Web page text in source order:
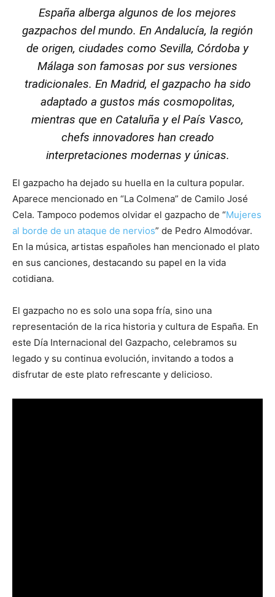
España alberga algunos de los mejores
gazpachos del mundo. En Andalucía, la región
de origen, ciudades como Sevilla, Córdoba y
Málaga son famosas por sus versiones
tradicionales. En Madrid, el gazpacho ha sido
adaptado a gustos más cosmopolitas,
mientras que en Cataluña y el País Vasco,
chefs innovadores han creado
interpretaciones modernas y únicas.
El gazpacho ha dejado su huella en la cultura popular.
Aparece mencionado en “La Colmena” de Camilo José
Cela. Tampoco podemos olvidar el gazpacho de “Mujeres
al borde de un ataque de nervios” de Pedro Almodóvar.
En la música, artistas españoles han mencionado el plato
en sus canciones, destacando su papel en la vida
cotidiana.
El gazpacho no es solo una sopa fría, sino una
representación de la rica historia y cultura de España. En
este Día Internacional del Gazpacho, celebramos su
legado y su continua evolución, invitando a todos a
disfrutar de este plato refrescante y delicioso.